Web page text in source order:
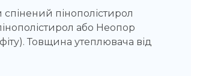
пінополістирол
або Неопор
Товщина утеплювача від